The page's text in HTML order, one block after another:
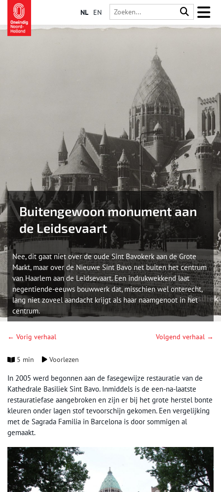
NL EN
Buitengewoon monument aan
de Leidsevaart
Nee, dit gaat niet over de oude Sint Bavokerk aan de Grote
Markt, maar over de Nieuwe Sint Bavo net buiten het centrum
van Haarlem aan de Leidsevaart. Een indrukwekkend laat
negentiende-eeuws bouwwerk dat, misschien wel onterecht,
lang niet zoveel aandacht krijgt als haar naamgenoot in het
centrum.
← Vorig verhaal Volgend verhaal →
5 min Voorlezen
In 2005 werd begonnen aan de fasegewijze restauratie van de
Kathedrale Basiliek Sint Bavo. Inmiddels is de een-na-laatste
restauratiefase aangebroken en zijn er bij het grote herstel bonte
kleuren onder lagen stof tevoorschijn gekomen. Een vergelijking
met de Sagrada Familia in Barcelona is door sommigen al
gemaakt.